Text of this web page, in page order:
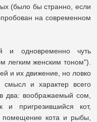
(было бы странно, если
на современном
и одновременно чуть
легким женским тоном").
и их движение, но ловко
и характер всего
два: воображаемый сом,
и пригрезившийся кот,
помещение кота и рыбы,